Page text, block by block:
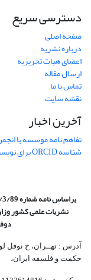
دسترسی سریع
صفحه اصلی
درباره نشریه
اعضای هیات تحریریه
ارسال مقاله
تماس با ما
نقشه سایت
آخرین اخبار
تفاهم نامه موسسه با
شناسه ORCID برای نویسنده مسئول
براساس نامه شماره 26953/11/3/89 در جلسة مورخ 31/6/89 کمیسیون
نشریات علمی کشور
حکمت و فلسفه ایران،‌